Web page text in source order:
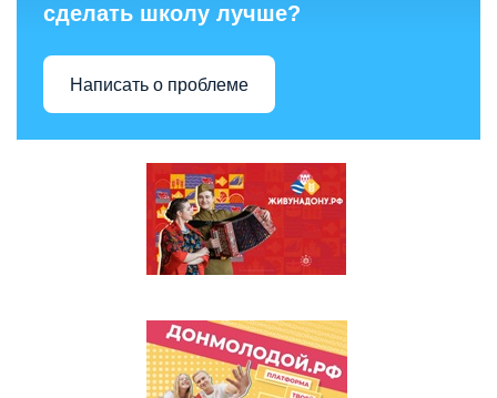
сделать школу лучше?
Написать о проблеме